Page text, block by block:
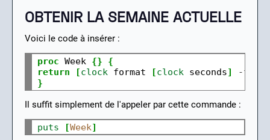
OBTENIR LA SEMAINE ACTUELLE
Voici le code à insérer :
proc Week {}
{
return
[clock format [clock seconds] -
}
Il suffit simplement de l'appeler par cette commande :
puts [Week]